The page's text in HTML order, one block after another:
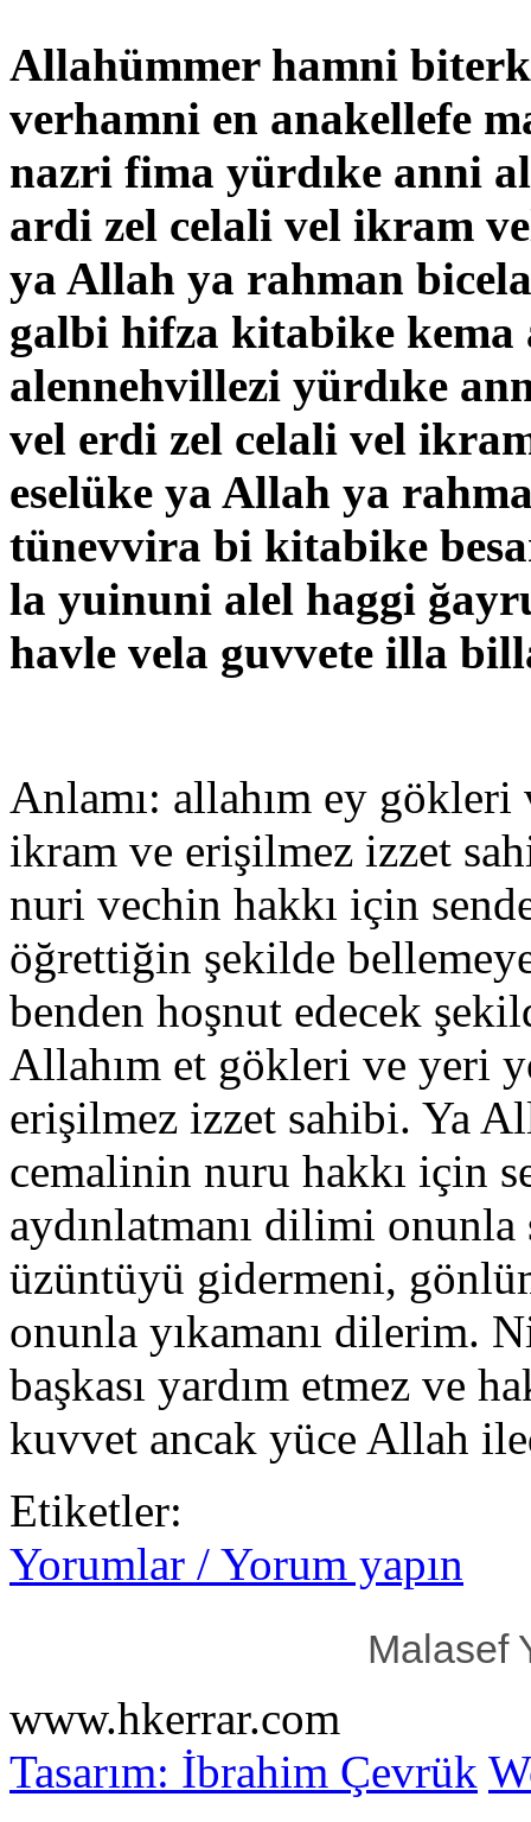
Allahümmer hamni
verhamni en anakellefe
nazri fima yürdıke anni
ardi zel celali vel ikram
ya Allah ya rahman
galbi hifza kitabike kema
alennehvillezi yürdıke
vel erdi zel celali vel
eselüke ya Allah ya
tünevvira bi kitabike
la yuinuni alel haggi
havle vela guvvete illa
Anlamı: allahım ey
ikram ve erişilmez izzet
nuri vechin hakkı için
öğrettiğin şekilde
benden hoşnut edecek
Allahım et gökleri ve yeri
erişilmez izzet sahibi. Ya
cemalinin nuru hakkı için
aydınlatmanı dilimi
üzüntüyü gidermeni,
onunla yıkamanı dilerim.
başkası yardım etmez ve
kuvvet ancak yüce Allah
Etiketler:
Yorumlar / Yorum yapın
Malasef
www.hkerrar.com
Tasarım: İbrahim Çevrük